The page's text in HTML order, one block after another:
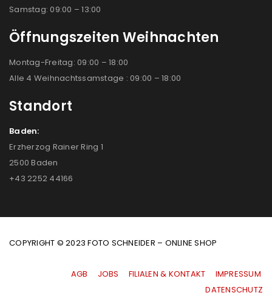
Samstag: 09:00 – 13:00
Öffnungszeiten Weihnachten
Montag-Freitag: 09:00 – 18:00
Alle 4 Weihnachtssamstage : 09:00 – 18:00
Standort
Baden:
Erzherzog Rainer Ring 1
2500 Baden
+43 2252 44166
COPYRIGHT © 2023 FOTO SCHNEIDER – ONLINE SHOP
AGB JOBS FILIALEN & KONTAKT
IMPRESSUM
|DATENSCHUTZ